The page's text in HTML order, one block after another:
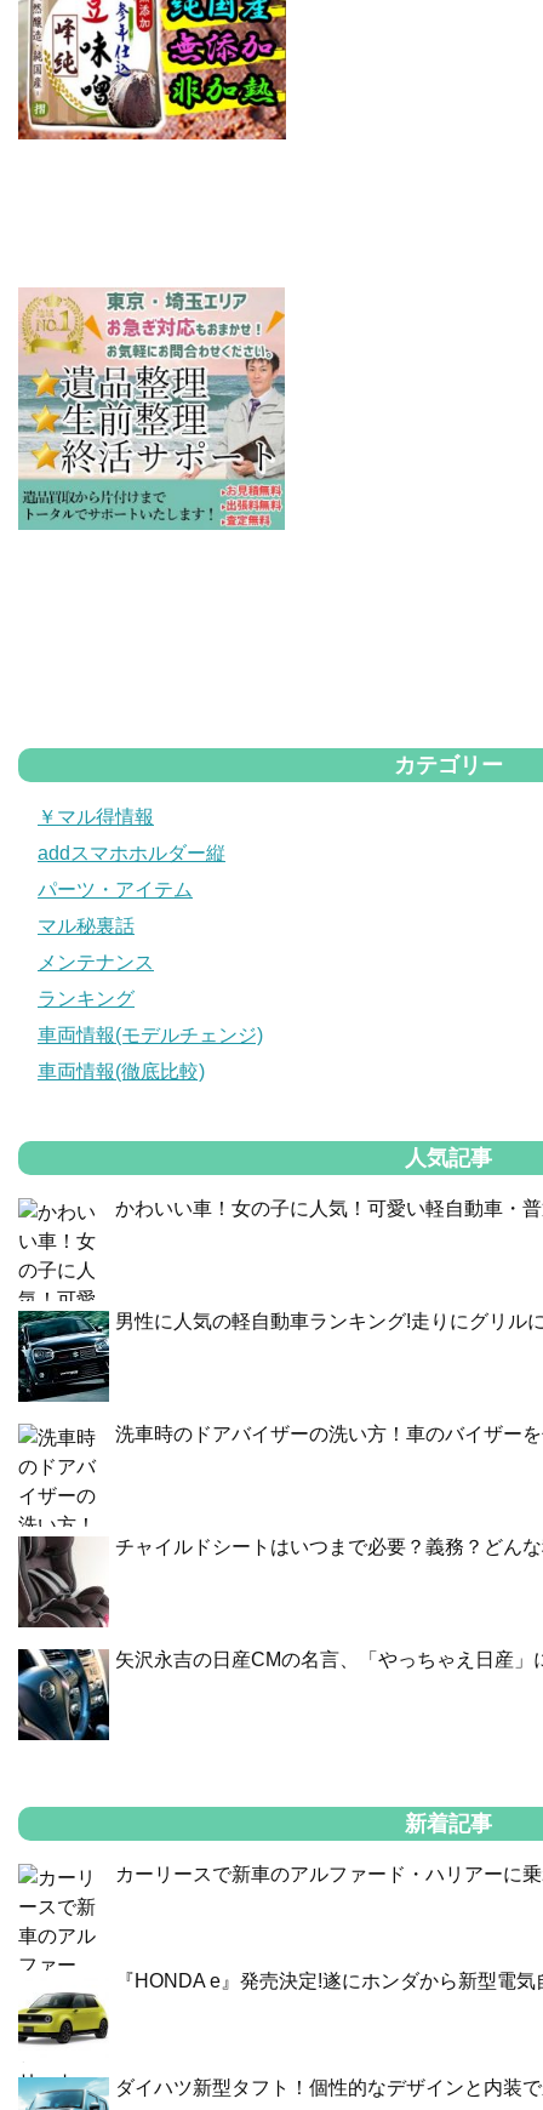
カテゴリー
￥マル得情報
addスマホホルダー縦
パーツ・アイテム
マル秘裏話
メンテナンス
ランキング
車両情報(モデルチェンジ)
車両情報(徹底比較)
人気記事
かわいい車！女の子に人気！可愛い軽自動車・
男性に人気の軽自動車ランキング!走りにグリル
洗車時のドアバイザーの洗い方！車のバイザー
チャイルドシートはいつまで必要？義務？どん
矢沢永吉の日産CMの名言、「やっちゃえ日産」
新着記事
カーリースで新車のアルファード・ハリアーに
『HONDA e』発売決定!遂にホンダから新型電
ダイハツ新型タフト！個性的なデザインと内装